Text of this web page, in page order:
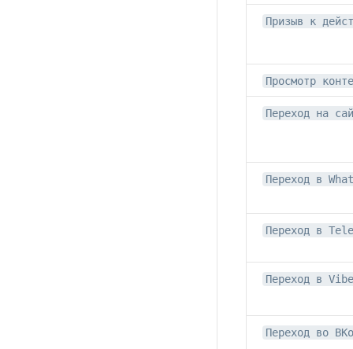
Призыв к
Просмотр
Переход на
Переход в
Переход в
Переход в
Переход во